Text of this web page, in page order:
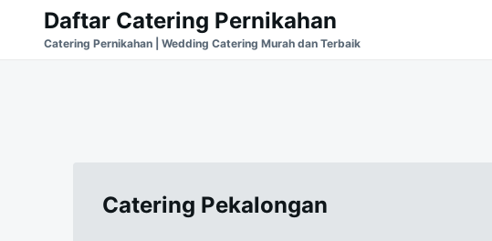
Search
for:
Daftar Catering Pernikahan
Catering Pernikahan | Wedding Catering Murah dan Terbaik
Catering Pekalongan